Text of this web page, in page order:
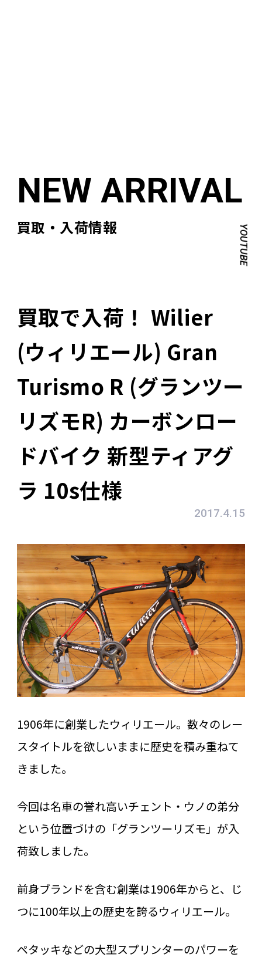
買取・入荷情報 YOUTUBE
買取で入荷！ Wilier
(ウィリエール) Gran
Turismo R (グランツー
リズモR) カーボンロー
ドバイク 新型ティアグ
ラ 10s仕様
2017.4.15
1906年に創業したウィリエール。数々のレー
スタイトルを欲しいままに歴史を積み重ねて
きました。
今回は名車の誉れ高いチェント・ウノの弟分
という位置づけの「グランツーリズモ」が入
荷致しました。
前身ブランドを含む創業は1906年からと、じ
つに100年以上の歴史を誇るウィリエール。
ペタッキなどの大型スプリンターのパワーを